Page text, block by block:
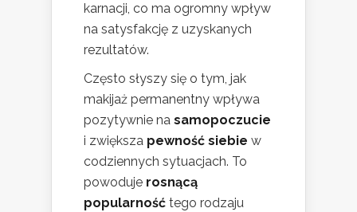
karnacji, co ma ogromny wpływ
na satysfakcję z uzyskanych
rezultatów.
Często słyszy się o tym, jak
makijaż permanentny wpływa
pozytywnie na samopoczucie
i zwiększa pewność siebie w
codziennych sytuacjach. To
powoduje rosnącą
popularność tego rodzaju